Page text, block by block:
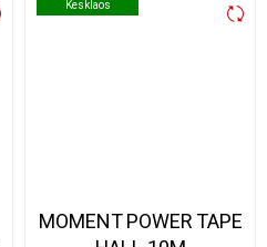
Kesklaos
Kesklaos
MOMENT POWER TAPE